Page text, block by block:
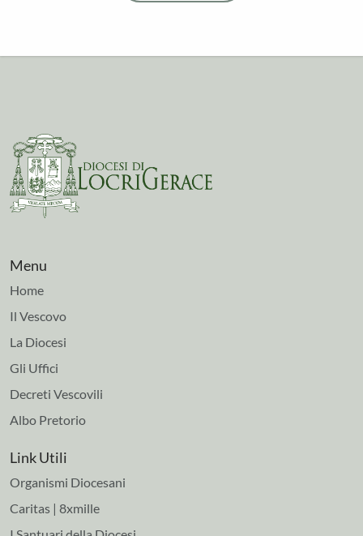
Menu
Home
Il Vescovo
La Diocesi
Gli Uffici
Decreti Vescovili
Albo Pretorio
Link Utili
Organismi Diocesani
Caritas | 8xmille